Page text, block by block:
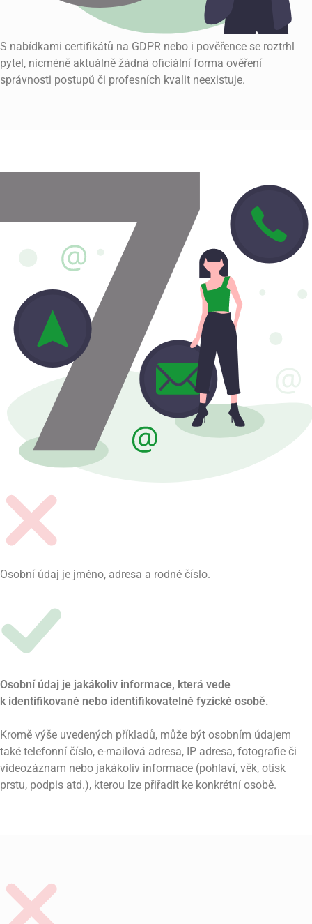
S nabídkami certifikátů na GDPR nebo i pověřence se roztrhl
pytel, nicméně aktuálně žádná oficiální forma ověření
správnosti postupů či profesních kvalit neexistuje.
Osobní údaj je jméno, adresa a rodné číslo.
Osobní údaj je jakákoliv informace, která vede
k identifikované nebo identifikovatelné fyzické osobě.
Kromě výše uvedených příkladů, může být osobním údajem
také telefonní číslo, e-mailová adresa, IP adresa, fotografie či
videozáznam nebo jakákoliv informace (pohlaví, věk, otisk
prstu, podpis atd.), kterou lze přiřadit ke konkrétní osobě.